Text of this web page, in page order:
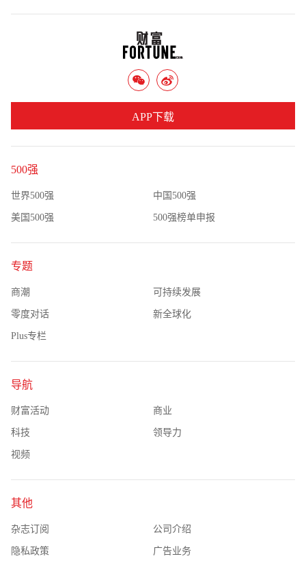
500强
世界500强 中国500强
美国500强 500强榜单申报
专题
商潮 可持续发展
零度对话 新全球化
Plus专栏
导航
财富活动 商业
科技 领导力
视频
其他
杂志订阅 公司介绍
隐私政策 广告业务
APP下载